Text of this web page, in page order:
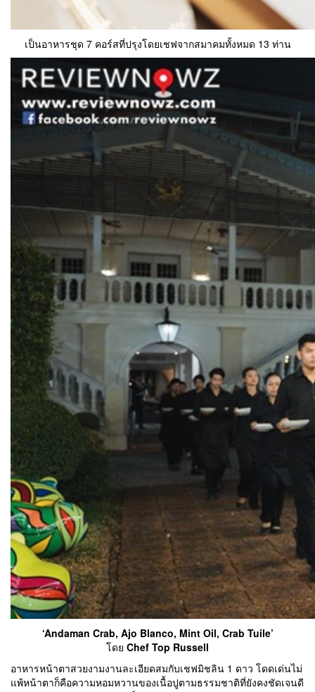
เป็นอาหารชุด 7 คอร์สที่ปรุงโดยเชฟจากสมาคมทั้งหมด 13 ท่าน
‘Andaman Crab, Ajo Blanco, Mint Oil, Crab Tuile’
โดย Chef Top Russell
อาหารหน้าตาสวยงามงานละเอียดสมกับเชฟมิชลิน 1 ดาว โดดเด่นไม่
แพ้หน้าตาก็คือความหอมหวานของเนื้อปูตามธรรมชาติที่ยังคงชัดเจนดี